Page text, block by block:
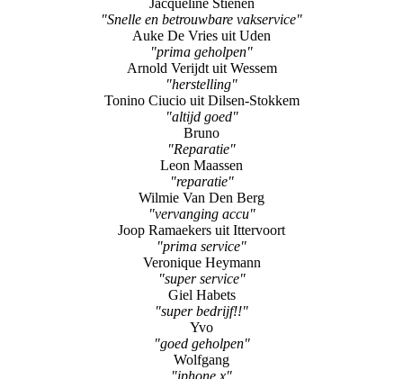
"Snelle en betrouwbare vakservice"
Auke De Vries uit Uden
"prima geholpen"
Arnold Verijdt uit Wessem
"herstelling"
Tonino Ciucio uit Dilsen-Stokkem
"altijd goed"
Bruno
"Reparatie"
Leon Maassen
"reparatie"
Wilmie Van Den Berg
"vervanging accu"
Joop Ramaekers uit Ittervoort
"prima service"
Veronique Heymann
"super service"
Giel Habets
"super bedrijf!!"
Yvo
"goed geholpen"
Wolfgang
"iphone x"